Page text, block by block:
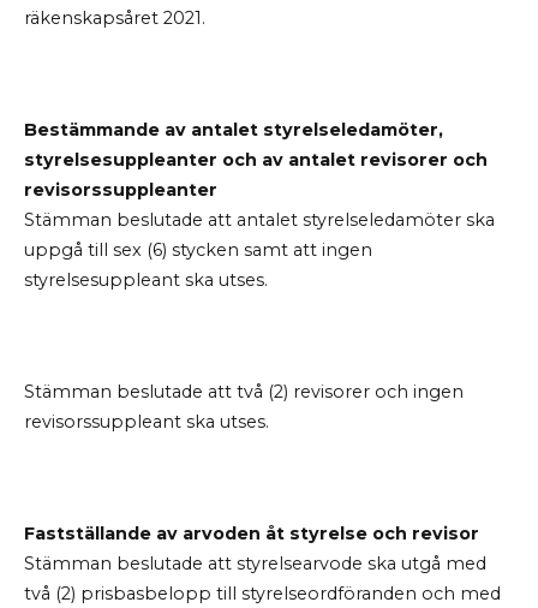
räkenskapsåret 2021.
Bestämmande av antalet styrelseledamöter,
styrelsesuppleanter och av antalet revisorer och
revisorssuppleanter
Stämman beslutade att antalet styrelseledamöter ska
uppgå till sex (6) stycken samt att ingen
styrelsesuppleant ska utses.
Stämman beslutade att två (2) revisorer och ingen
revisorssuppleant ska utses.
Fastställande av arvoden åt styrelse och revisor
Stämman beslutade att styrelsearvode ska utgå med
två (2) prisbasbelopp till styrelseordföranden och med